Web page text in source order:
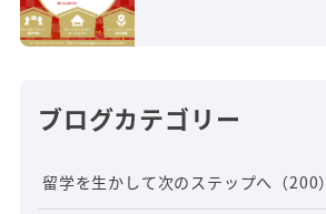
ブログカテゴリー
留学を生かして次のステップへ （200）